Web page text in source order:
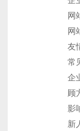
网
网
友
常
企
顾
影
新